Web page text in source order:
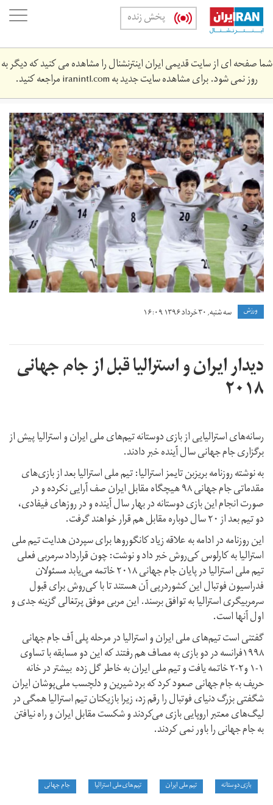
Skip
main
content
پخش زنده
شما صفحه ای از سایت قدیمی ایران اینترنشنال را مشاهده می کنید که دیگر به
روز نمی شود. برای مشاهده سایت جدید بهiranintl.comمراجعه کنید.
11b5cc4e-
40f5-
428b-
a8ab-
ورزش سه شنبه, ۳۰ خرداد ۱۳۹۶ ۱۶:۰۹
دیدار ایران و استرالیا قبل از جام جهانی
۲۰۱۸
رسانه‌های استرالیایی از بازی دوستانه تیم‌های ملی ایران و استرالیا پیش از
برگزاری جام جهانی سال آینده خبر دادند.
به نوشته روزنامه بریزبن تایمز استرالیا: تیم ملی استرالیا بعد از بازی‌های
مقدماتی جام جهانی ۹۸ هیچگاه مقابل ایران صف آرایی نکرده و در
صورت انجام این بازی دوستانه در بهار سال آینده و در روزهای فیفادی،
دو تیم بعد از ۲۰ سال دوباره مقابل هم قرار خواهند گرفت.
این روزنامه در ادامه به علاقه زیاد کانگوروها برای سپردن هدایت تیم ملی
استرالیا به کارلوس کی‌روش خبر داد و نوشت: چون قرارداد سرمربی فعلی
تیم ملی استرالیا در پایان جام جهانی ۲۰۱۸ خاتمه می‌یابد مسئولان
فدراسیون فوتبال این کشوردرپی آن هستند تا با کی‌روش برای قبول
سرمربیگری استرالیا به توافق برسند. این مربی موفق پرتغالی گزینه جدی و
اول آنها است.
گفتنی است تیم‌های ملی ایران و استرالیا در مرحله پلی آف جام جهانی
۱۹۹۸فرانسه در دو بازی به مصاف هم رفتند که این دو مسابقه با تساوی
۱-۱ و۲-۲ خاتمه یافت و تیم ملی ایران به خاطر گل زده بیشتر در خانه
حریف به جام جهانی صعود کرد که برد شیرین و دلچسب ملی‌پوشان ایران
شگفتی بزرگ دنیای فوتبال را رقم زد، زیرا بازیکنان تیم استرالیا همگی در
لیگ‌های معتبر اروپایی بازی می‌کردند و شکست مقابل ایران و راه نیافتن
به جام جهانی را باور نمی کردند.
بازی دوستانه تیم‌ ملی ایران تیم‌های ملی استرالیا جام جهانی